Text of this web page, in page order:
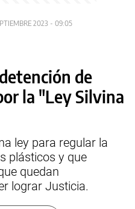
2023 - 09:05
de
la "Ley Silvina
ley para regular la
plásticos y que
quedan
lograr Justicia.